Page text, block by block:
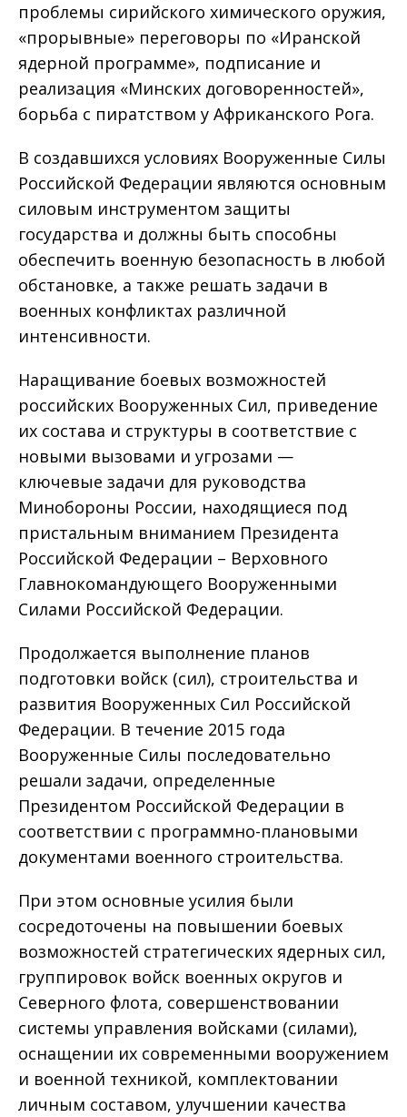
проблемы сирийского химического оружия,
«прорывные» переговоры по «Иранской
ядерной программе», подписание и
реализация «Минских договоренностей»,
борьба с пиратством у Африканского Рога.
В создавшихся условиях Вооруженные Силы
Российской Федерации являются основным
силовым инструментом защиты
государства и должны быть способны
обеспечить военную безопасность в любой
обстановке, а также решать задачи в
военных конфликтах различной
интенсивности.
Наращивание боевых возможностей
российских Вооруженных Сил, приведение
их состава и структуры в соответствие с
новыми вызовами и угрозами —
ключевые задачи для руководства
Минобороны России, находящиеся под
пристальным вниманием Президента
Российской Федерации – Верховного
Главнокомандующего Вооруженными
Силами Российской Федерации.
Продолжается выполнение планов
подготовки войск (сил), строительства и
развития Вооруженных Сил Российской
Федерации. В течение 2015 года
Вооруженные Силы последовательно
решали задачи, определенные
Президентом Российской Федерации в
соответствии с программно-плановыми
документами военного строительства.
При этом основные усилия были
сосредоточены на повышении боевых
возможностей стратегических ядерных сил,
группировок войск военных округов и
Северного флота, совершенствовании
системы управления войсками (силами),
оснащении их современными вооружением
и военной техникой, комплектовании
личным составом, улучшении качества